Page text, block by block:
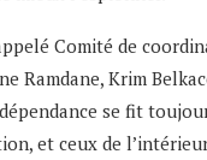
Comité de
Ramdane, Krim
se fit
et ceux de